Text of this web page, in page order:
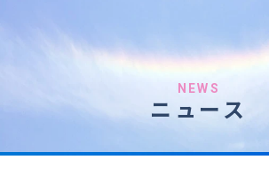
NEWS
ニュース